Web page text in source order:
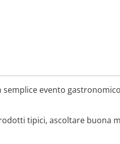
evento
tipici, ascoltare buona